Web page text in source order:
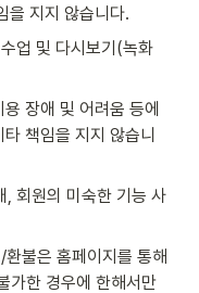
을 지지 않습니다.
업 및 다시보기(녹화
장애 및 어려움 등에
책임을 지지 않습니
, 회원의 미숙한 기능 사
불은 홈페이지를 통해
가한 경우에 한해서만